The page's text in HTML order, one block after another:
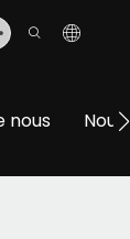
nous